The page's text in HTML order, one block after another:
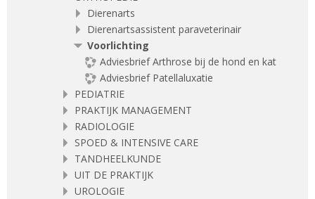
Dierenarts
Dierenartsassistent paraveterinair
Voorlichting
Adviesbrief Arthrose bij de hond en kat
Adviesbrief Patellaluxatie
PEDIATRIE
PRAKTIJK MANAGEMENT
RADIOLOGIE
SPOED & INTENSIVE CARE
TANDHEELKUNDE
UIT DE PRAKTIJK
UROLOGIE